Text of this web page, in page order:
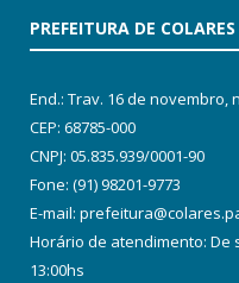
PREFEITURA DE COLARES
End.: Trav. 16 de novembro,
CEP: 68785-000
CNPJ: 05.835.939/0001-90
Fone: (91) 98201-9773
E-mail:
Horário de atendimento: De
13:00hs